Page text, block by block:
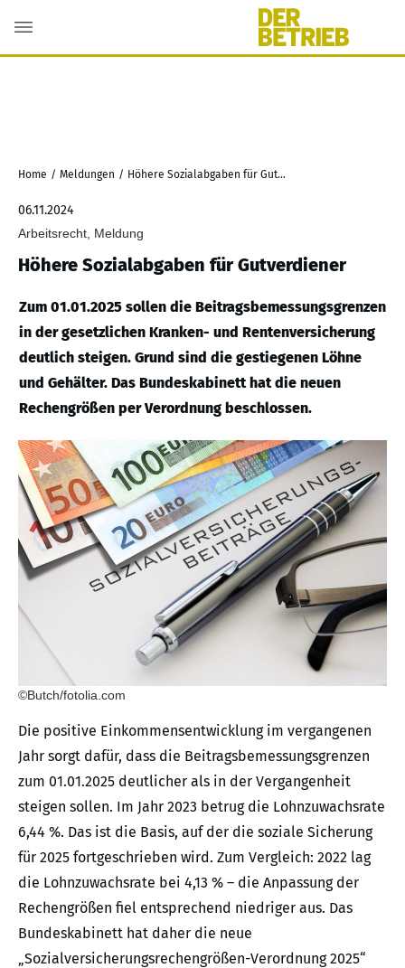
Home / Meldungen / Höhere Sozialabgaben für Gutverdiener
06.11.2024
Arbeitsrecht, Meldung
Höhere Sozialabgaben für Gutverdiener
Zum 01.01.2025 sollen die Beitragsbemessungsgrenzen
in der gesetzlichen Kranken- und Rentenversicherung
deutlich steigen. Grund sind die gestiegenen Löhne
und Gehälter. Das Bundeskabinett hat die neuen
Rechengrößen per Verordnung beschlossen.
©Butch/fotolia.com
Die positive Einkommensentwicklung im vergangenen
Jahr sorgt dafür, dass die Beitragsbemessungsgrenzen
zum 01.01.2025 deutlicher als in der Vergangenheit
steigen sollen. Im Jahr 2023 betrug die Lohnzuwachsrate
6,44 %. Das ist die Basis, auf der die soziale Sicherung
für 2025 fortgeschrieben wird. Zum Vergleich: 2022 lag
die Lohnzuwachsrate bei 4,13 % – die Anpassung der
Rechengrößen fiel entsprechend niedriger aus. Das
Bundeskabinett hat daher die neue
„Sozialversicherungsrechengrößen-Verordnung 2025“